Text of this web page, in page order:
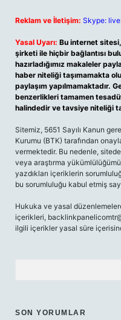
Reklam ve İletişim: Skype:
Yasal Uyarı: Bu internet
şirketi ile hiçbir bağlantısı
hazırladığımız makaleler
haber niteliği taşımamakta
paylaşım yapılmamaktadır.
benzerlikleri tamamen
halindedir ve tavsiye niteliği
Sitemiz, 5651 Sayılı Kanun
Kurumu (BTK) tarafından
vermektedir. Bu nedenle,
veya araştırma
yazdıkları içeriklerin
bu sorumluluğu kabul etmiş
Hukuka ve yasal
içerikleri,
ilgili içerikler yasal süre
SON YORUMLAR